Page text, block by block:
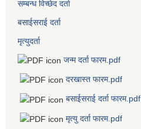
सम्बन्ध विच्छेद दर्ता
बसाईसराई दर्ता
मृत्युदर्ता
जन्म दर्ता फारम.pdf
दरखास्त फारम.pdf
बसाईसराई दर्ता फारम.pdf
मृत्यु दर्ता फारम.pdf